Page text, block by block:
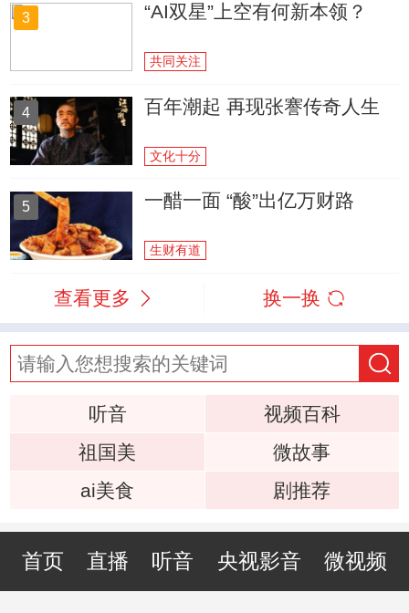
3 “AI双星”上空有何新本领？
共同关注
4 百年潮起 再现张謇传奇人生
文化十分
5 一醋一面 “酸”出亿万财路
生财有道
查看更多 换一换
听音
视频百科
祖国美
微故事
ai美食
剧推荐
首页 直播 听音 央视影音 微视频